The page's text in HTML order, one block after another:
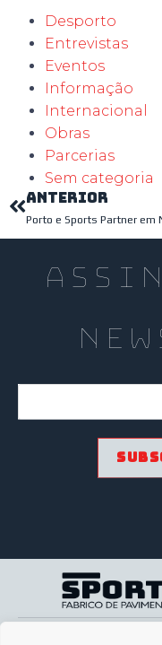
Desporto
Entrevistas
Eventos
Informação
Internacional
Obras
Parcerias
Sem categoria
ANTERIOR